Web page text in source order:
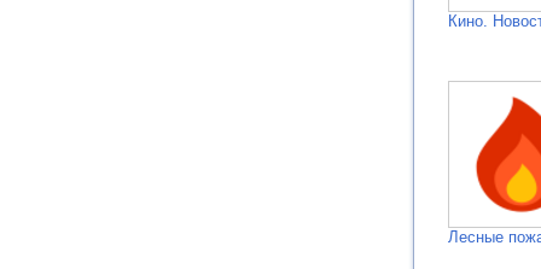
Кино.
Лесные